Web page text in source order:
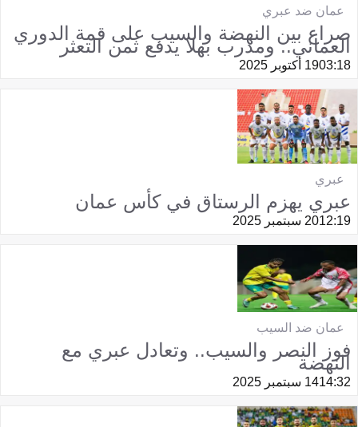
عمان ضد عبري
صراع بين النهضة والسيب على قمة الدوري
العماني.. ومدرب بهلا يدفع ثمن التعثر
03:1819 أكتوبر 2025
عبري
عبري يهزم الرستاق في كأس عمان
12:1920 سبتمبر 2025
عمان ضد السيب
فوز النصر والسيب.. وتعادل عبري مع
النهضة
14:3214 سبتمبر 2025